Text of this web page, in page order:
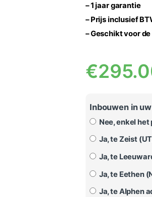
– 1 jaar garantie
– Prijs inclusief
– Geschikt voor
€
Inbouwen in
Nee, enkel
Ja, te Zeist
Ja, te
Ja, te Eethen
Ja, te Alphen